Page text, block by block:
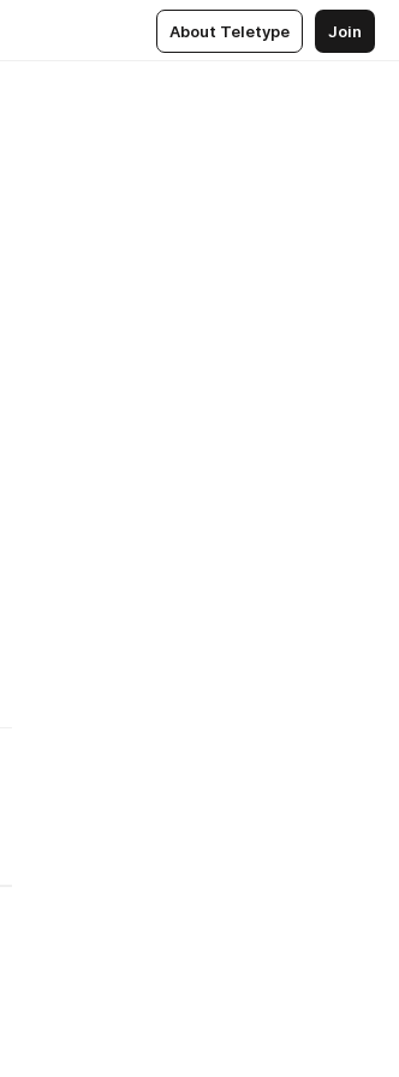
About Teletype Join